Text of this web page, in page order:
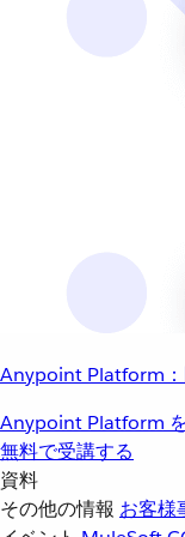
Anypoint Platform：
Anypoint Platform
無料で受講する
資料
その他の情報 お客様